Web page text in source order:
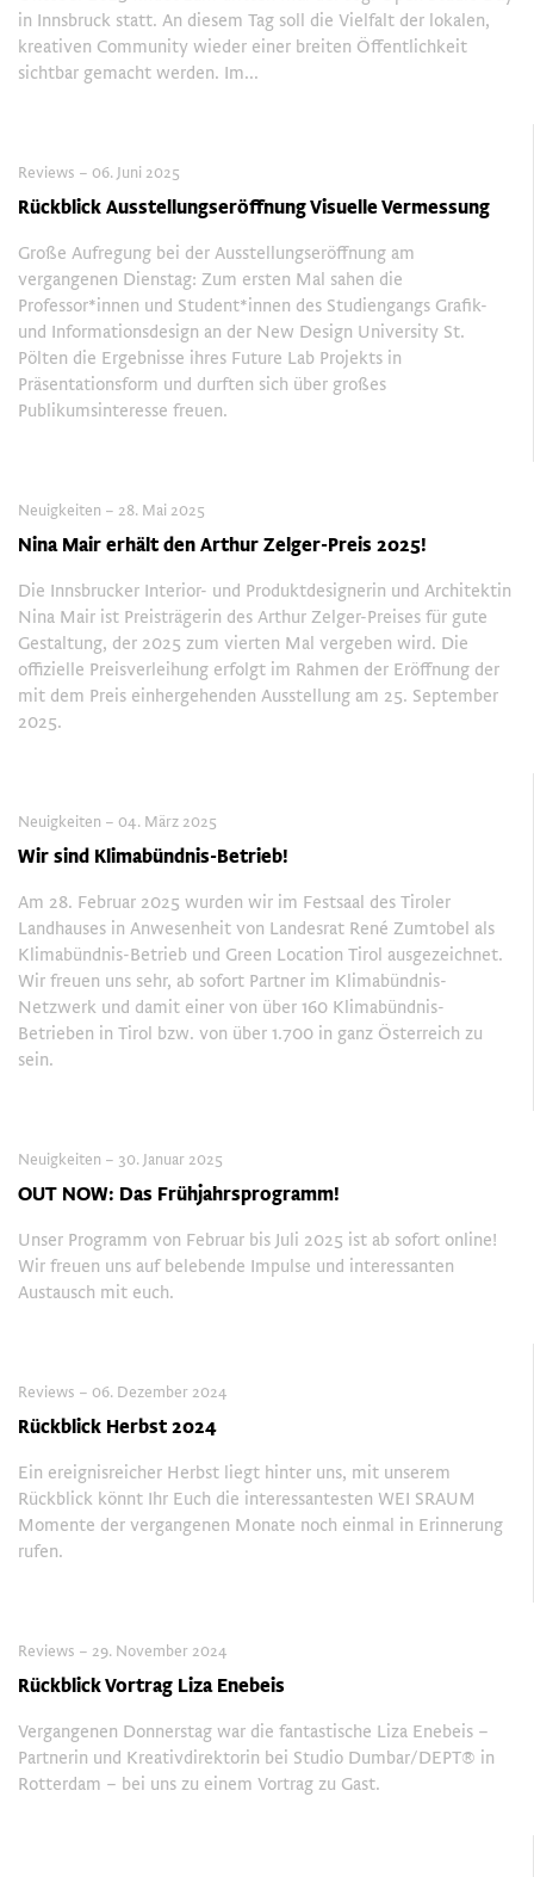
in Innsbruck statt. An diesem Tag soll die Vielfalt der lokalen,
kreativen Community wieder einer breiten Öffentlichkeit
sichtbar gemacht werden. Im...
Reviews – 06. Juni 2025
Rückblick Ausstellungseröffnung Visuelle Vermessung
Große Aufregung bei der Ausstellungseröffnung am
vergangenen Dienstag: Zum ersten Mal sahen die
Professor*innen und Student*innen des Studiengangs Grafik-
und Informationsdesign an der New Design University St.
Pölten die Ergebnisse ihres Future Lab Projekts in
Präsentationsform und durften sich über großes
Publikumsinteresse freuen.
Neuigkeiten – 28. Mai 2025
Nina Mair erhält den Arthur Zelger-Preis 2025!
Die Innsbrucker Interior- und Produktdesignerin und Architektin
Nina Mair ist Preisträgerin des Arthur Zelger-Preises für gute
Gestaltung, der 2025 zum vierten Mal vergeben wird. Die
offizielle Preisverleihung erfolgt im Rahmen der Eröffnung der
mit dem Preis einhergehenden Ausstellung am 25. September
2025.
Neuigkeiten – 04. März 2025
Wir sind Klimabündnis-Betrieb!
Am 28. Februar 2025 wurden wir im Festsaal des Tiroler
Landhauses in Anwesenheit von Landesrat René Zumtobel als
Klimabündnis-Betrieb und Green Location Tirol ausgezeichnet.
Wir freuen uns sehr, ab sofort Partner im Klimabündnis-
Netzwerk und damit einer von über 160 Klimabündnis-
Betrieben in Tirol bzw. von über 1.700 in ganz Österreich zu
sein.
Neuigkeiten – 30. Januar 2025
OUT NOW: Das Frühjahrsprogramm!
Unser Programm von Februar bis Juli 2025 ist ab sofort online!
Wir freuen uns auf belebende Impulse und interessanten
Austausch mit euch.
Reviews – 06. Dezember 2024
Rückblick Herbst 2024
Ein ereignisreicher Herbst liegt hinter uns, mit unserem
Rückblick könnt Ihr Euch die interessantesten WEI SRAUM
Momente der vergangenen Monate noch einmal in Erinnerung
rufen.
Reviews – 29. November 2024
Rückblick Vortrag Liza Enebeis
Vergangenen Donnerstag war die fantastische Liza Enebeis –
Partnerin und Kreativdirektorin bei Studio Dumbar/DEPT® in
Rotterdam – bei uns zu einem Vortrag zu Gast.